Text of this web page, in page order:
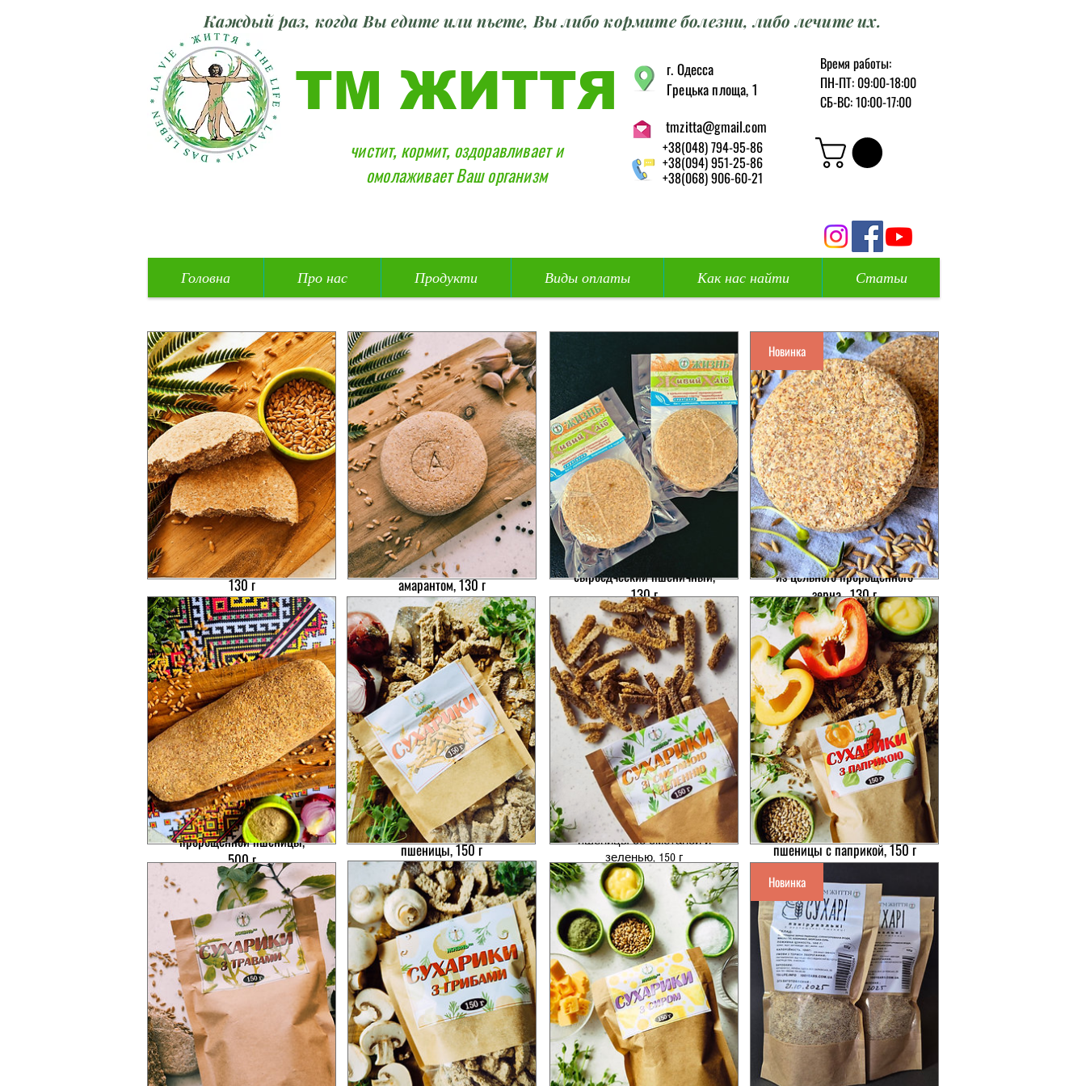
Каждый раз, когда Вы едите или пьете, Вы либо кормите болезни, либо лечите их.
ТМ ЖИТТЯ
чистит, кормит, оздоравливает и
омолаживает Ваш организм
г. Одесса
Грецька площа, 1
tmzitta@gmail.com
+38(048) 794-95-86
+38(094) 951-25-86
+38(068) 906-60-21
Время работы:
ПН-ПТ: 09:00-18:00
СБ-ВС: 10:00-17:00
Головна Про нас Продукти Виды оплаты Как нас найти Статьи
"Живой хлеб" из пшеницы,
130 г
35,00₴Цена
"Живой хлеб" из пшеницы с
амарантом, 130 г
40,00₴Цена
«ЖИВОЙ ХЛЕБ»
сыроедческий пшеничный,
130 г
35,00₴Цена
Новинка
Ржаной бездрожжевой хлеб
из цельного пророщенного
зерна , 130 г
43,00₴Цена
Живой хлеб из
пророщенной пшеницы,
500 г
70,00₴Цена
Сухарики из пророщенной
пшеницы, 150 г
60,00₴Цена
Сухарики из пророщенной
пшеницы со сметаной и
зеленью, 150 г
70,00₴ Цена
Сухарики из пророщенной
пшеницы с паприкой, 150 г
70,00₴Цена
Новинка